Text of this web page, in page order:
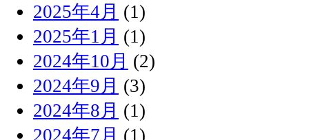
2025年4月 (1)
2025年1月 (1)
2024年10月 (2)
2024年9月 (3)
2024年8月 (1)
2024年7月 (1)